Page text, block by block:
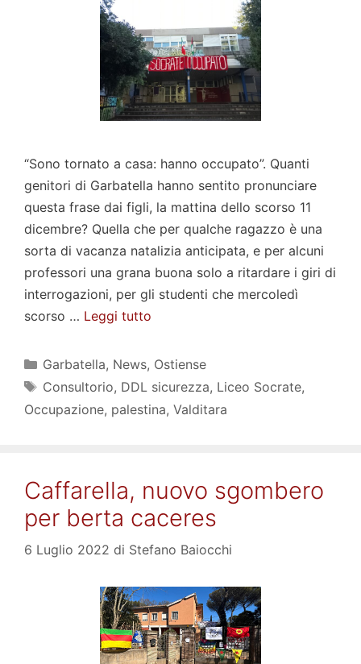
“Sono tornato a casa: hanno occupato”. Quanti
genitori di Garbatella hanno sentito pronunciare
questa frase dai figli, la mattina dello scorso 11
dicembre? Quella che per qualche ragazzo è una
sorta di vacanza natalizia anticipata, e per alcuni
professori una grana buona solo a ritardare i giri di
interrogazioni, per gli studenti che mercoledì
scorso … Leggi tutto
Categorie
Garbatella, News, Ostiense
Tag
Consultorio, DDL sicurezza, Liceo Socrate,
Occupazione, palestina, Valditara
Caffarella, nuovo sgombero
per berta caceres
6 Luglio 2022 di Stefano Baiocchi